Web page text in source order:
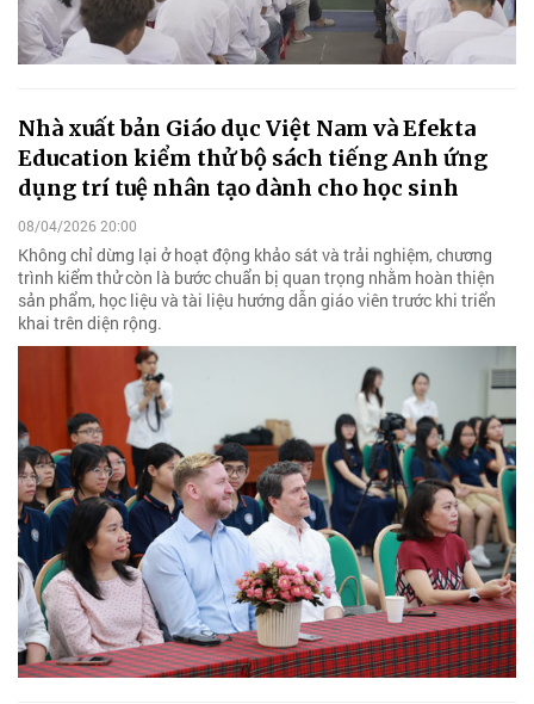
Nhà xuất bản Giáo dục Việt Nam và Efekta
Education kiểm thử bộ sách tiếng Anh ứng
dụng trí tuệ nhân tạo dành cho học sinh
08/04/2026 20:00
Không chỉ dừng lại ở hoạt động khảo sát và trải nghiệm, chương
trình kiểm thử còn là bước chuẩn bị quan trọng nhằm hoàn thiện
sản phẩm, học liệu và tài liệu hướng dẫn giáo viên trước khi triển
khai trên diện rộng.